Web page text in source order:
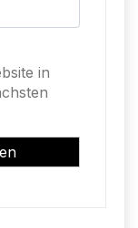
in